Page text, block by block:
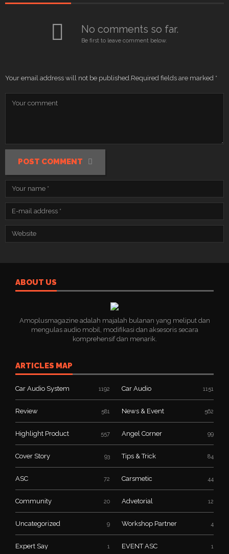
No comments so far.
Be first to leave comment below.
Your email address will not be published. Required fields are marked *
POST COMMENT
ABOUT US
Amoplusmagazine adalah majalah bulanan yang meliput dan
mengulas audio mobil, modifikasi dan aksesoris secara
komprehensif dan menarik.
ARTICLES MAP
Car Audio System 1192 Car Audio 1151
Review 581 News & Event 562
Highlight Product 557 Angel Corner 99
Cover Story 93 Tips & Trick 84
ASC 72 Carsmetic 44
Community 20 Advetorial 12
Uncategorized 9 Workshop Partner 4
Expert Say 1 EVENT ASC 1